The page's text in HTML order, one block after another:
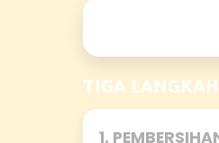
TIGA
1.